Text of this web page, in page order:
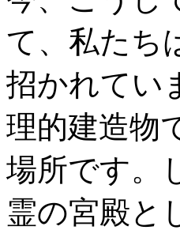
て、私たち
招かれてい
理的建造物
場所です。
霊の宮殿と